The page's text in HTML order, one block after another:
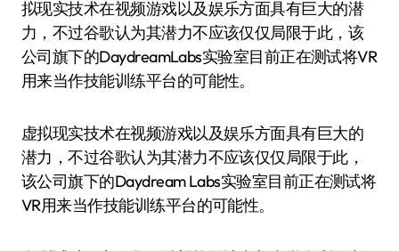
拟现实技术在视频游戏以及娱乐方面具有巨大的潜
力，不过谷歌认为其潜力不应该仅仅局限于此，该
公司旗下的DaydreamLabs实验室目前正在测试将VR
用来当作技能训练平台的可能性。
虚拟现实技术在视频游戏以及娱乐方面具有巨大的
潜力，不过谷歌认为其潜力不应该仅仅局限于此，
该公司旗下的Daydream Labs实验室目前正在测试将
VR用来当作技能训练平台的可能性。